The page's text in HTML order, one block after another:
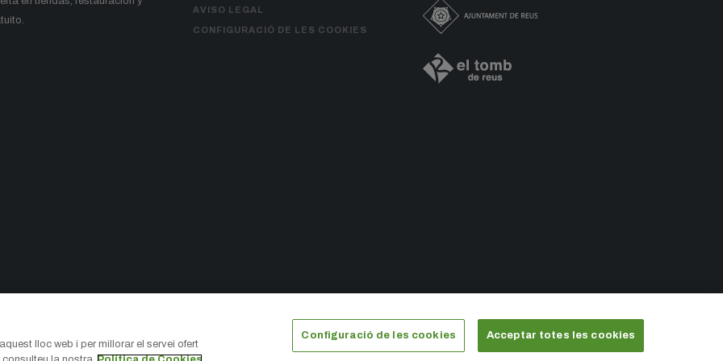
AVISO LEGAL
CONFIGURACIÓ DE LES COOKIES
TOP
lloc web i per millorar el servei ofert
Configuració de les cookies Acceptar totes les cookies